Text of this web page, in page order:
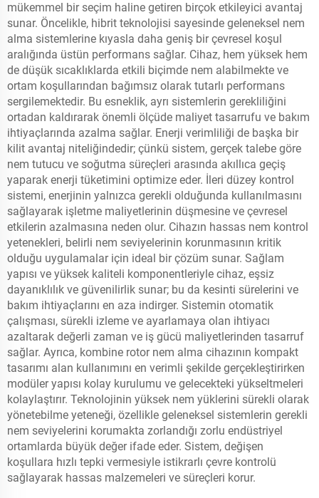
mükemmel bir seçim haline getiren birçok etkileyici avantaj
sunar. Öncelikle, hibrit teknolojisi sayesinde geleneksel nem
alma sistemlerine kıyasla daha geniş bir çevresel koşul
aralığında üstün performans sağlar. Cihaz, hem yüksek hem
de düşük sıcaklıklarda etkili biçimde nem alabilmekte ve
ortam koşullarından bağımsız olarak tutarlı performans
sergilemektedir. Bu esneklik, ayrı sistemlerin gerekliliğini
ortadan kaldırarak önemli ölçüde maliyet tasarrufu ve bakım
ihtiyaçlarında azalma sağlar. Enerji verimliliği de başka bir
kilit avantaj niteliğindedir; çünkü sistem, gerçek talebe göre
nem tutucu ve soğutma süreçleri arasında akıllıca geçiş
yaparak enerji tüketimini optimize eder. İleri düzey kontrol
sistemi, enerjinin yalnızca gerekli olduğunda kullanılmasını
sağlayarak işletme maliyetlerinin düşmesine ve çevresel
etkilerin azalmasına neden olur. Cihazın hassas nem kontrol
yetenekleri, belirli nem seviyelerinin korunmasının kritik
olduğu uygulamalar için ideal bir çözüm sunar. Sağlam
yapısı ve yüksek kaliteli komponentleriyle cihaz, eşsiz
dayanıklılık ve güvenilirlik sunar; bu da kesinti sürelerini ve
bakım ihtiyaçlarını en aza indirger. Sistemin otomatik
çalışması, sürekli izleme ve ayarlamaya olan ihtiyacı
azaltarak değerli zaman ve iş gücü maliyetlerinden tasarruf
sağlar. Ayrıca, kombine rotor nem alma cihazının kompakt
tasarımı alan kullanımını en verimli şekilde gerçekleştirirken
modüler yapısı kolay kurulumu ve gelecekteki yükseltmeleri
kolaylaştırır. Teknolojinin yüksek nem yüklerini sürekli olarak
yönetebilme yeteneği, özellikle geleneksel sistemlerin gerekli
nem seviyelerini korumakta zorlandığı zorlu endüstriyel
ortamlarda büyük değer ifade eder. Sistem, değişen
koşullara hızlı tepki vermesiyle istikrarlı çevre kontrolü
sağlayarak hassas malzemeleri ve süreçleri korur.